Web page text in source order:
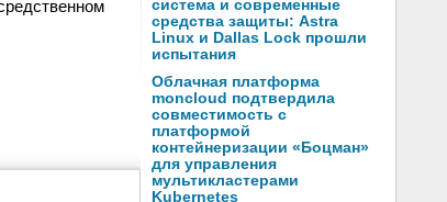
система и современные
средства защиты: Astra
Linux и Dallas Lock прошли
испытания
Облачная платформа
moncloud подтвердила
совместимость с
платформой
контейнеризации «Боцман»
для управления
мультикластерами
Kubernetes